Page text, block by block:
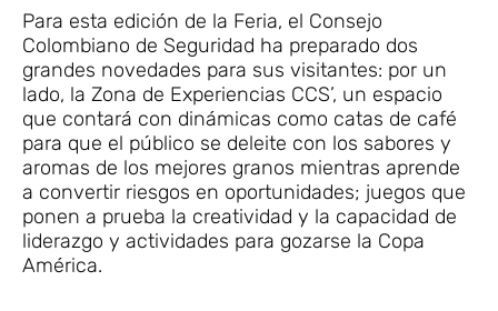
Para esta edición de la Feria, el Consejo
Colombiano de Seguridad ha preparado dos
grandes novedades para sus visitantes: por un
lado, la Zona de Experiencias CCS’, un espacio
que contará con dinámicas como catas de café
para que el público se deleite con los sabores y
aromas de los mejores granos mientras aprende
a convertir riesgos en oportunidades; juegos que
ponen a prueba la creatividad y la capacidad de
liderazgo y actividades para gozarse la Copa
América.